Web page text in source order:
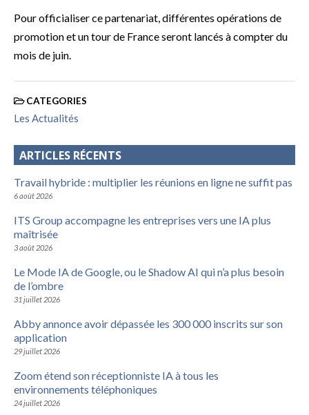
Pour officialiser ce partenariat, différentes opérations de
promotion et un tour de France seront lancés à compter du
mois de juin.
CATEGORIES
Les Actualités
ARTICLES RÉCENTS
Travail hybride : multiplier les réunions en ligne ne suffit pas
6 août 2026
ITS Group accompagne les entreprises vers une IA plus
maîtrisée
3 août 2026
Le Mode IA de Google, ou le Shadow AI qui n’a plus besoin
de l’ombre
31 juillet 2026
Abby annonce avoir dépassée les 300 000 inscrits sur son
application
29 juillet 2026
Zoom étend son réceptionniste IA à tous les
environnements téléphoniques
24 juillet 2026